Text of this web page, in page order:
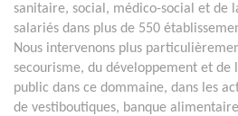
sanitaire, social, médico-social et de
salariés dans plus de 550
Nous intervenons plus
secourisme, du développement et de
public dans ce dommaine, dans les
de vestiboutiques, banque